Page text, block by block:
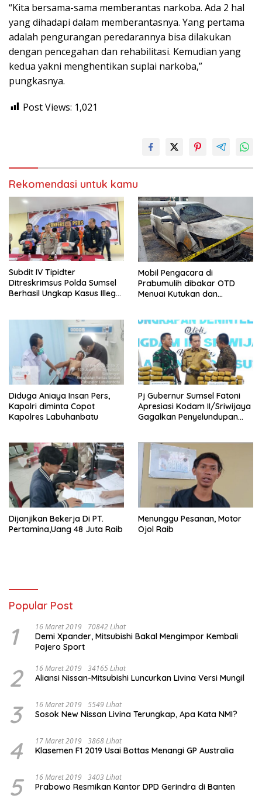
“Kita bersama-sama memberantas narkoba. Ada 2 hal
yang dihadapi dalam memberantasnya. Yang pertama
adalah pengurangan peredarannya bisa dilakukan
dengan pencegahan dan rehabilitasi. Kemudian yang
kedua yakni menghentikan suplai narkoba,”
pungkasnya.
Post Views: 1,021
Rekomendasi untuk kamu
Subdit IV Tipidter
Ditreskrimsus Polda Sumsel
Berhasil Ungkap Kasus Illegal
Mobil Pengacara di
Prabumulih dibakar OTD
Menuai Kutukan dan
Diduga Aniaya Insan Pers,
Kapolri diminta Copot
Kapolres Labuhanbatu
Pj Gubernur Sumsel Fatoni
Apresiasi Kodam II/Sriwijaya
Gagalkan Penyelundupan
Dijanjikan Bekerja Di PT.
Pertamina,Uang 48 Juta Raib
Menunggu Pesanan, Motor
Ojol Raib
Popular Post
1 16 Maret 2019 70842 Lihat
Demi Xpander, Mitsubishi Bakal Mengimpor Kembali
Pajero Sport
2 16 Maret 2019 34165 Lihat
Aliansi Nissan-Mitsubishi Luncurkan Livina Versi Mungil
3 16 Maret 2019 5549 Lihat
Sosok New Nissan Livina Terungkap, Apa Kata NMI?
4 17 Maret 2019 3868 Lihat
Klasemen F1 2019 Usai Bottas Menangi GP Australia
5 16 Maret 2019 3403 Lihat
Prabowo Resmikan Kantor DPD Gerindra di Banten